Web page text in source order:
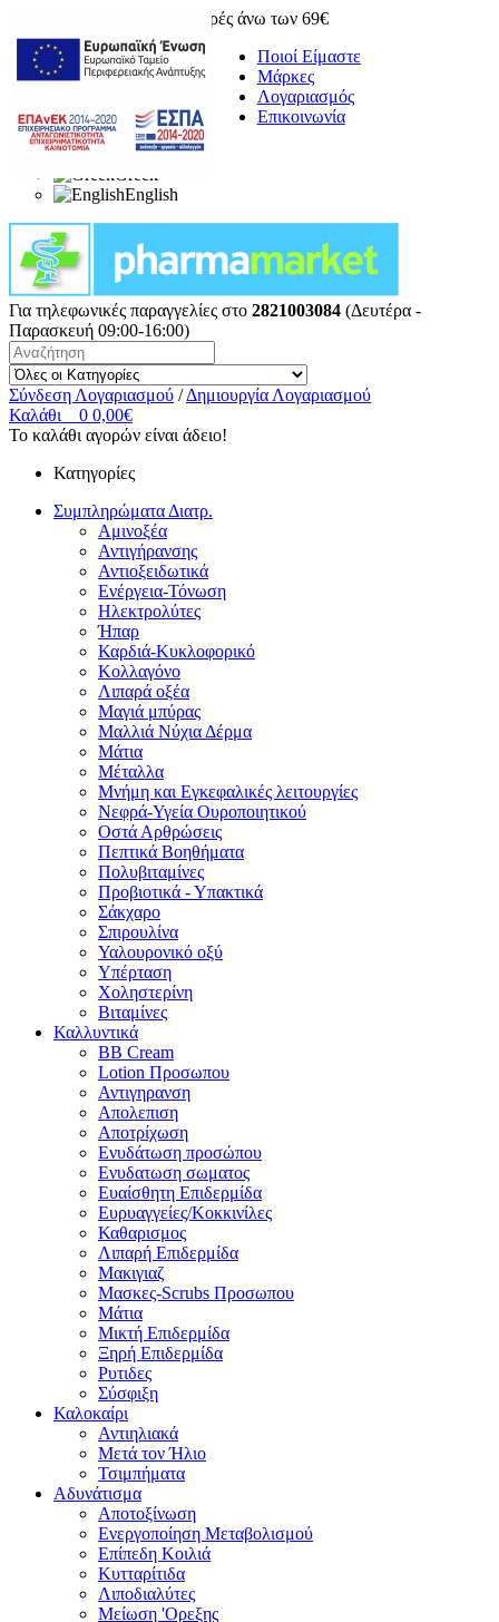
Δωρεάν μεταφορικά για αγορές άνω των 69€
Ποιοί Είμαστε
Μάρκες
Λογαριασμός
Επικοινωνία
Greek
English
Για τηλεφωνικές παραγγελίες στο 2821003084 (Δευτέρα -
Παρασκευή 09:00-16:00)
Σύνδεση Λογαριασμού / Δημιουργία Λογαριασμού
Καλάθι
0 0,00€
Το καλάθι αγορών είναι άδειο!
Κατηγορίες
Συμπληρώματα Διατρ.
Αμινοξέα
Αντιγήρανσης
Αντιοξειδωτικά
Ενέργεια-Τόνωση
Ηλεκτρολύτες
Ήπαρ
Καρδιά-Κυκλοφορικό
Κολλαγόνο
Λιπαρά οξέα
Μαγιά μπύρας
Μαλλιά Νύχια Δέρμα
Μάτια
Μέταλλα
Μνήμη και Εγκεφαλικές λειτουργίες
Νεφρά-Υγεία Ουροποιητικού
Οστά Αρθρώσεις
Πεπτικά Βοηθήματα
Πολυβιταμίνες
Προβιοτικά - Υπακτικά
Σάκχαρο
Σπιρουλίνα
Υαλουρονικό οξύ
Υπέρταση
Χοληστερίνη
Βιταμίνες
Καλλυντικά
BB Cream
Lotion Προσωπου
Αντιγηρανση
Απολεπιση
Αποτρίχωση
Ενυδάτωση προσώπου
Ενυδατωση σωματος
Ευαίσθητη Επιδερμίδα
Ευρυαγγείες/Κοκκινίλες
Καθαρισμος
Λιπαρή Επιδερμίδα
Μακιγιαζ
Μασκες-Scrubs Προσωπου
Μάτια
Μικτή Επιδερμίδα
Ξηρή Επιδερμίδα
Ρυτιδες
Σύσφιξη
Καλοκαίρι
Αντιηλιακά
Μετά τον Ήλιο
Τσιμπήματα
Αδυνάτισμα
Αποτοξίνωση
Ενεργοποίηση Μεταβολισμού
Επίπεδη Κοιλιά
Κυτταρίτιδα
Λιποδιαλύτες
Μείωση 'Ορεξης